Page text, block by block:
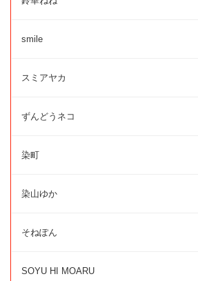
smile
スミアヤカ
ずんどうネコ
染町
染山ゆか
そねぽん
SOYU HI MOARU